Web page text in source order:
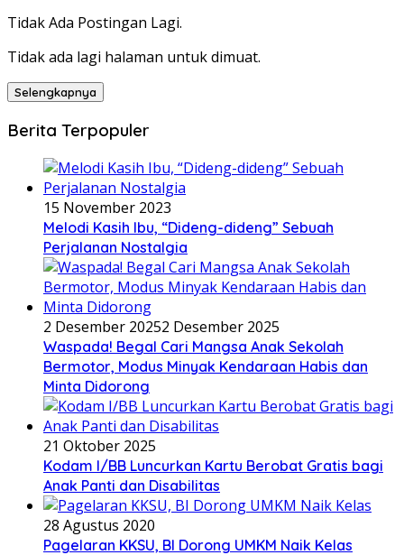
Tidak Ada Postingan Lagi.
Tidak ada lagi halaman untuk dimuat.
Selengkapnya
Berita Terpopuler
15 November 2023
Melodi Kasih Ibu, “Dideng-dideng” Sebuah
Perjalanan Nostalgia
2 Desember 20252 Desember 2025
Waspada! Begal Cari Mangsa Anak Sekolah
Bermotor, Modus Minyak Kendaraan Habis dan
Minta Didorong
21 Oktober 2025
Kodam I/BB Luncurkan Kartu Berobat Gratis bagi
Anak Panti dan Disabilitas
28 Agustus 2020
Pagelaran KKSU, BI Dorong UMKM Naik Kelas